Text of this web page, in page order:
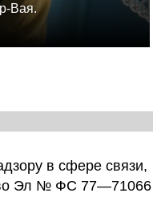
Вая.
в сфере связи,
во Эл № ФС 77—71066